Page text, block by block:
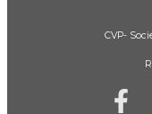
CVP-